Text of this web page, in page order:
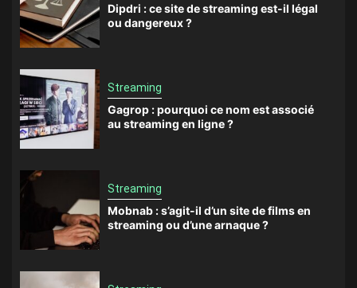
Dipdri : ce site de streaming est-il légal
ou dangereux ?
Streaming
Gagrop : pourquoi ce nom est associé
au streaming en ligne ?
Streaming
Mobnab : s’agit-il d’un site de films en
streaming ou d’une arnaque ?